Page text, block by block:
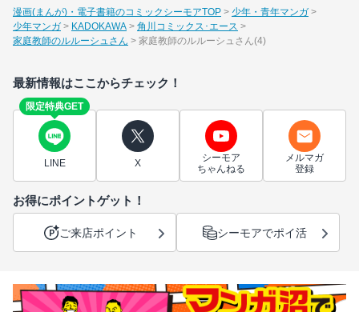
漫画(まんが)・電子書籍のコミックシーモアTOP
少年・青年マンガ
少年マンガ
KADOKAWA
角川コミックス･エース
家庭教師のルルーシュさん
家庭教師のルルーシュさん(4)
最新情報はここからチェック！
限定特典GET
LINE X
シーモア
ちゃんねる
メルマガ
登録
お得にポイントゲット！
ご来店ポイント シーモアでポイ活